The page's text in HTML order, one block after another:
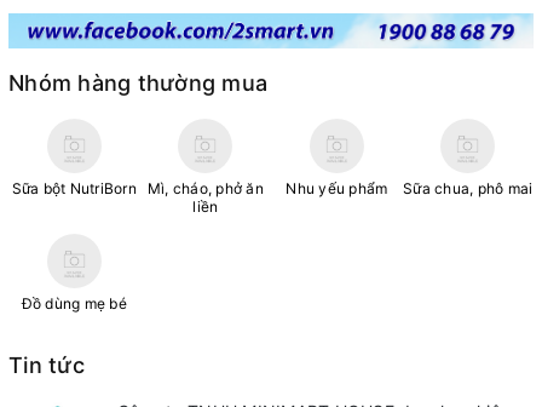
Nhóm hàng thường mua
Sữa bột NutriBorn
Mì, cháo, phở ăn
liền
Nhu yếu phẩm Sữa chua, phô mai
Đồ dùng mẹ bé
Tin tức